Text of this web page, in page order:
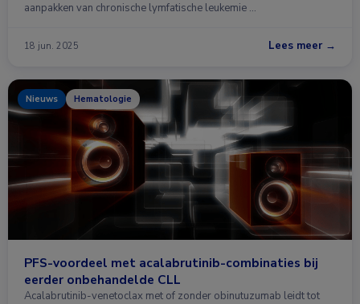
aanpakken van chronische lymfatische leukemie …
18 jun. 2025 Lees meer →
Nieuws Hematologie
PFS-voordeel met acalabrutinib-combinaties bij
eerder onbehandelde CLL
Acalabrutinib-venetoclax met of zonder obinutuzumab leidt tot